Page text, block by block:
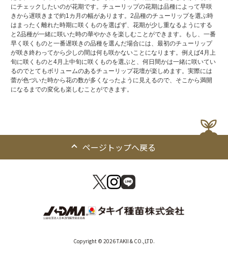
にチェックしたいのが花期です。チューリップの花期は品種によって早咲
きから遅咲きまで約1カ月の幅があります。2品種のチューリップを選ぶ時
はまったく離れた時期に咲くものを選ばず、花期が少し重なるようにする
と2品種が一緒に咲いた時の華やかさを楽しむことができます。もし、一番
早く咲くものと一番遅咲きの品種を選んだ場合には、最初のチューリップ
が咲き終わってから少しの間は何も咲かないことになります。例えば4月上
旬に咲くものと4月上中旬に咲くものを選ぶと、何日間かは一緒に咲いてい
るのでとてもボリュームのあるチューリップ花壇が楽しめます。実際には
蕾が色づいた時から花の数が多くなったように見えるので、そこから満開
になるまでの変化も楽しむことができます。
ページトップへ戻る
Copyright © 2026 TAKII & CO.,LTD.